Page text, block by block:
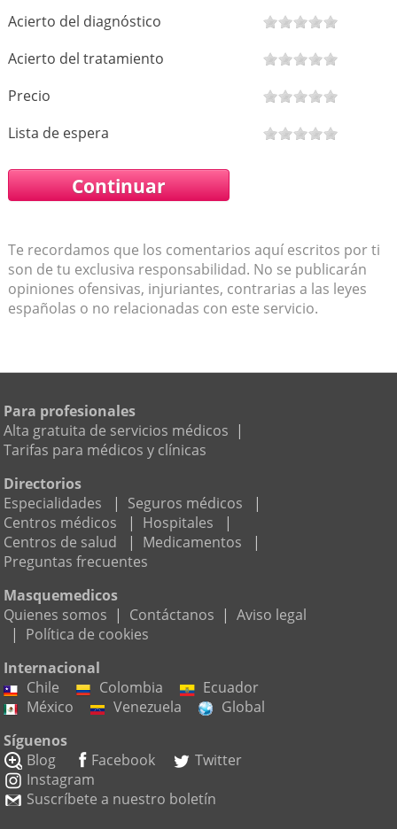
Acierto del diagnóstico
Acierto del tratamiento
Precio
Lista de espera
Te recordamos que los comentarios aquí escritos por ti
son de tu exclusiva responsabilidad. No se publicarán
opiniones ofensivas, injuriantes, contrarias a las leyes
españolas o no relacionadas con este servicio.
Para profesionales
Alta gratuita de servicios médicos |
Tarifas para médicos y clínicas
Directorios
Especialidades
| Seguros médicos
|
Centros médicos
| Hospitales
|
Centros de salud
| Medicamentos
|
Preguntas frecuentes
Masquemedicos
Quienes somos | Contáctanos | Aviso legal
| Política de cookies
Internacional
Chile
Colombia
Ecuador
México
Venezuela
Global
Síguenos
Blog
Facebook
Twitter
Instagram
Suscríbete a nuestro boletín